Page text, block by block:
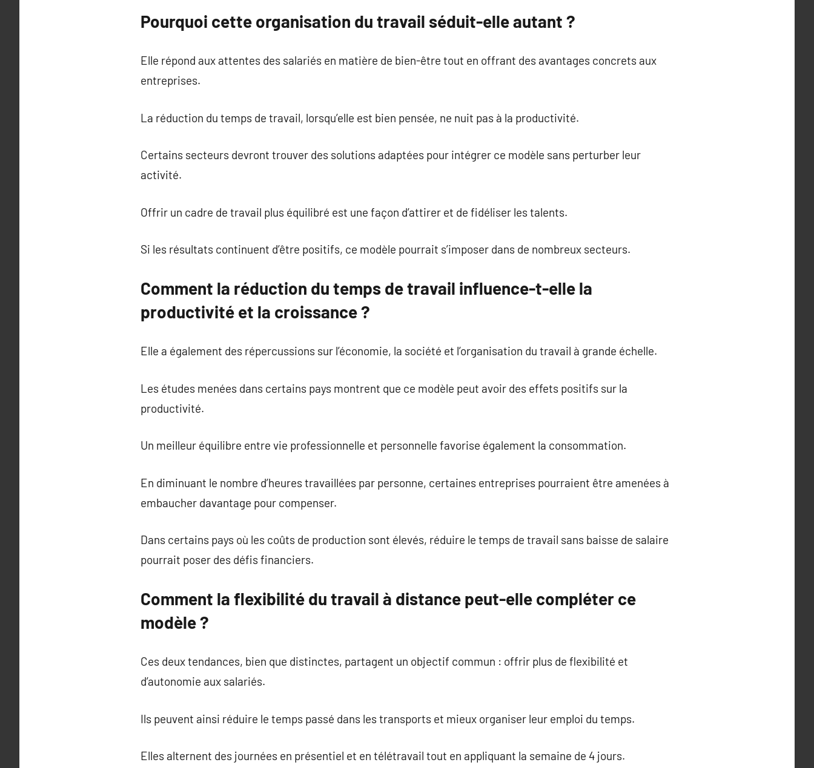
Pourquoi cette organisation du travail séduit-elle autant ?
Elle répond aux attentes des salariés en matière de bien-être tout en offrant des avantages concrets aux
entreprises.
La réduction du temps de travail, lorsqu’elle est bien pensée, ne nuit pas à la productivité.
Certains secteurs devront trouver des solutions adaptées pour intégrer ce modèle sans perturber leur
activité.
Offrir un cadre de travail plus équilibré est une façon d’attirer et de fidéliser les talents.
Si les résultats continuent d’être positifs, ce modèle pourrait s’imposer dans de nombreux secteurs.
Comment la réduction du temps de travail influence-t-elle la
productivité et la croissance ?
Elle a également des répercussions sur l’économie, la société et l’organisation du travail à grande échelle.
Les études menées dans certains pays montrent que ce modèle peut avoir des effets positifs sur la
productivité.
Un meilleur équilibre entre vie professionnelle et personnelle favorise également la consommation.
En diminuant le nombre d’heures travaillées par personne, certaines entreprises pourraient être amenées à
embaucher davantage pour compenser.
Dans certains pays où les coûts de production sont élevés, réduire le temps de travail sans baisse de salaire
pourrait poser des défis financiers.
Comment la flexibilité du travail à distance peut-elle compléter ce
modèle ?
Ces deux tendances, bien que distinctes, partagent un objectif commun : offrir plus de flexibilité et
d’autonomie aux salariés.
Ils peuvent ainsi réduire le temps passé dans les transports et mieux organiser leur emploi du temps.
Elles alternent des journées en présentiel et en télétravail tout en appliquant la semaine de 4 jours.